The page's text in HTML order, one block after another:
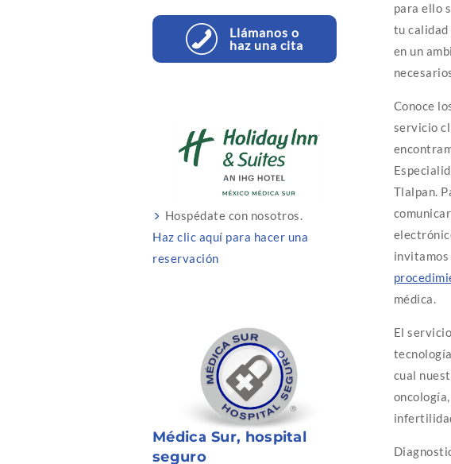
para ello
tu calidad
en un
Conoce
servicio
Tlalpan.
médica.
El
cual
Llámanos o
haz una cita
Hospédate con nosotros.
Haz clic aquí para hacer una
reservación
Médica Sur, hospital
seguro